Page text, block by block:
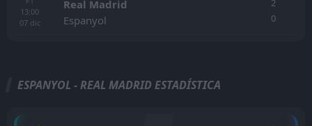
13:00
07 dic
Real Madrid
Espanyol
2
0
ESPANYOL - REAL MADRID ESTADÍSTICA